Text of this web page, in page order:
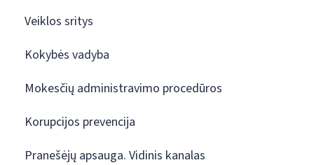
Veiklos sritys
Kokybės vadyba
Mokesčių administravimo procedūros
Korupcijos prevencija
Pranešėjų apsauga. Vidinis kanalas